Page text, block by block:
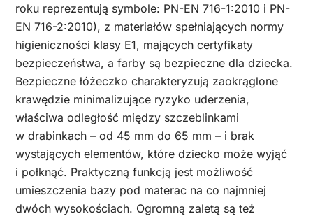
roku reprezentują symbole: PN-EN 716-1:2010 i PN-
EN 716-2:2010), z materiałów spełniających normy
higieniczności klasy E1, mających certyfikaty
bezpieczeństwa, a farby są bezpieczne dla dziecka.
Bezpieczne łóżeczko charakteryzują zaokrąglone
krawędzie minimalizujące ryzyko uderzenia,
właściwa odległość między szczeblinkami
w drabinkach – od 45 mm do 65 mm – i brak
wystających elementów, które dziecko może wyjąć
i połknąć. Praktyczną funkcją jest możliwość
umieszczenia bazy pod materac na co najmniej
dwóch wysokościach. Ogromną zaletą są też